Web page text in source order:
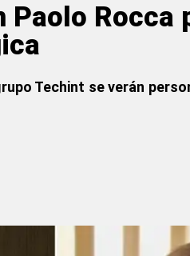
Paolo
Techint se verán